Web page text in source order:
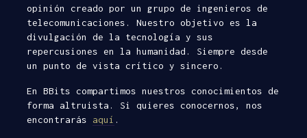
opinión creado por un grupo de ingenieros de
telecomunicaciones. Nuestro objetivo es la
divulgación de la tecnología y sus
repercusiones en la humanidad. Siempre desde
un punto de vista crítico y sincero.
En BBits compartimos nuestros conocimientos de
forma altruista. Si quieres conocernos, nos
encontrarás aquí .